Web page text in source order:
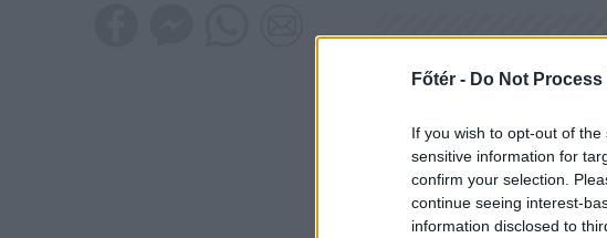
Főtér - Do Not
If you wish to opt-out of
sensitive information for
confirm your selection.
continue seeing interest-
information disclosed to